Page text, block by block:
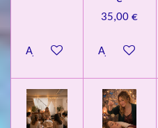
l
Ajouter au panier
35,00 €
Ajouter au